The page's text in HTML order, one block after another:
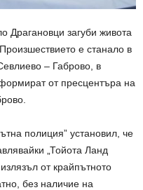
Драгановци загуби живота
е станало в
– Габрово, в
от пресцентъра на
полиция” установил, че
„Тойота Ланд
от крайпътното
без наличие на